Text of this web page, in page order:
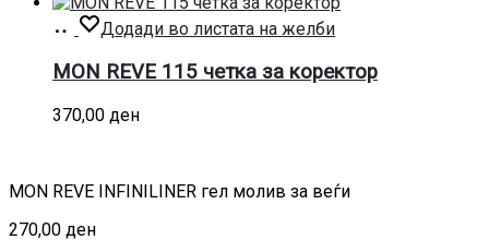
Додај
во
кошница
Додади во листата на желби
MON REVE 115 четка за коректор
370,00 ден
MON REVE INFINILINER гел молив за веѓи
270,00 ден